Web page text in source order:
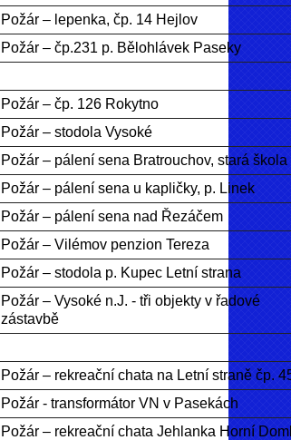
Požár – lepenka, čp. 14 Hejlov
Požár – čp.231 p. Bělohlávek Paseky
Požár – čp. 126 Rokytno
Požár – stodola Vysoké
Požár – pálení sena Bratrouchov, stará škola
Požár – pálení sena u kapličky, p. Linek
Požár – pálení sena nad Řezáčem
Požár – Vilémov penzion Tereza
Požár – stodola p. Kupec Letní strana
Požár – Vysoké n.J. - tři objekty v řadové
zástavbě
Požár – rekreační chata na Letní straně čp.
Požár - transformátor VN v Pasekách
Požár – rekreační chata Jehlanka Horní